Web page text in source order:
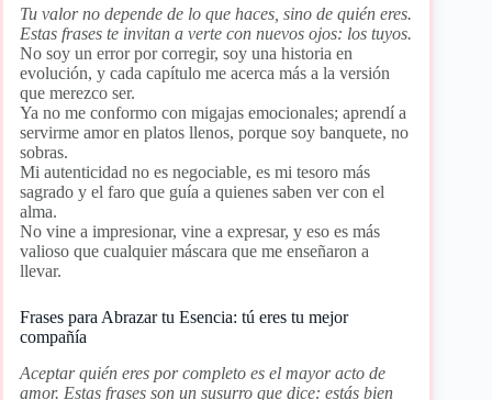
Tu valor no depende de lo que haces, sino de quién eres.
Estas frases te invitan a verte con nuevos ojos: los tuyos.
No soy un error por corregir, soy una historia en
evolución, y cada capítulo me acerca más a la versión
que merezco ser.
Ya no me conformo con migajas emocionales; aprendí a
servirme amor en platos llenos, porque soy banquete, no
sobras.
Mi autenticidad no es negociable, es mi tesoro más
sagrado y el faro que guía a quienes saben ver con el
alma.
No vine a impresionar, vine a expresar, y eso es más
valioso que cualquier máscara que me enseñaron a
llevar.
Frases para Abrazar tu Esencia: tú eres tu mejor
compañía
Aceptar quién eres por completo es el mayor acto de
amor. Estas frases son un susurro que dice: estás bien